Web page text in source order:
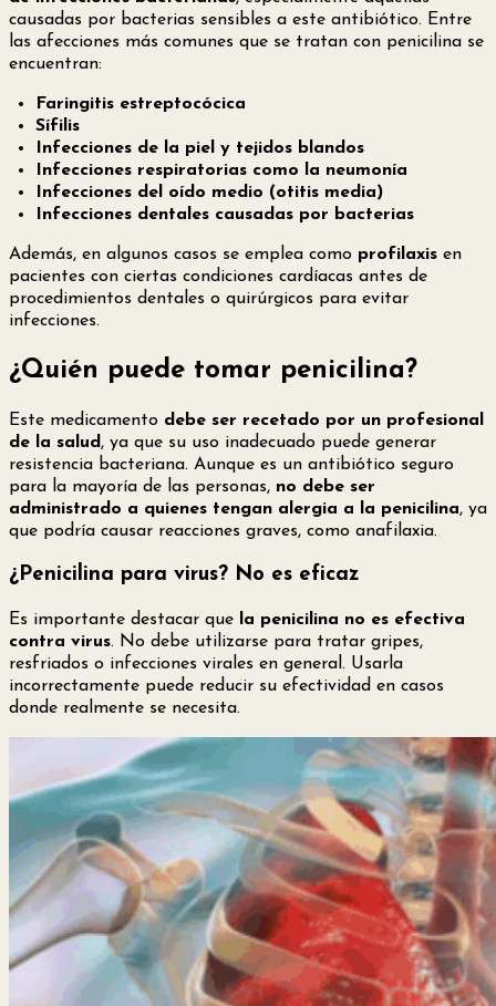
causadas por bacterias sensibles a este antibiótico. Entre
las afecciones más comunes que se tratan con penicilina se
encuentran:
Faringitis estreptocócica
Sífilis
Infecciones de la piel y tejidos blandos
Infecciones respiratorias como la neumonía
Infecciones del oído medio (otitis media)
Infecciones dentales causadas por bacterias
Además, en algunos casos se emplea como profilaxis en
pacientes con ciertas condiciones cardíacas antes de
procedimientos dentales o quirúrgicos para evitar
infecciones.
¿Quién puede tomar penicilina?
Este medicamento debe ser recetado por un profesional
de la salud , ya que su uso inadecuado puede generar
resistencia bacteriana. Aunque es un antibiótico seguro
para la mayoría de las personas, no debe ser
administrado a quienes tengan alergia a la penicilina, ya
que podría causar reacciones graves, como anafilaxia.
¿Penicilina para virus? No es eficaz
Es importante destacar que
la penicilina no es efectiva
contra virus. No debe utilizarse para tratar gripes,
resfriados o infecciones virales en general. Usarla
incorrectamente puede reducir su efectividad en casos
donde realmente se necesita.